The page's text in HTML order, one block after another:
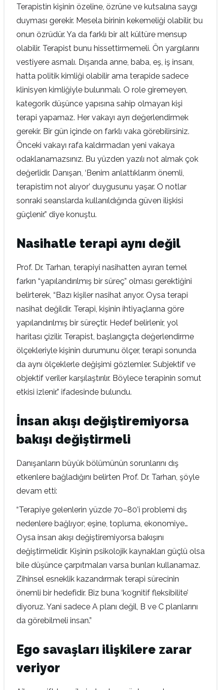
Terapistin kişinin özeline, özrüne ve kutsalına saygı
duyması gerekir. Mesela birinin kekemeliği olabilir, bu
onun özrüdür. Ya da farklı bir alt kültüre mensup
olabilir. Terapist bunu hissettirmemeli. Ön yargılarını
vestiyere asmalı. Dışarıda anne, baba, eş, iş insanı,
hatta politik kimliği olabilir ama terapide sadece
klinisyen kimliğiyle bulunmalı. O role giremeyen,
kategorik düşünce yapısına sahip olmayan kişi
terapi yapamaz. Her vakayı ayrı değerlendirmek
gerekir. Bir gün içinde on farklı vaka görebilirsiniz.
Önceki vakayı rafa kaldırmadan yeni vakaya
odaklanamazsınız. Bu yüzden yazılı not almak çok
değerlidir. Danışan, ‘Benim anlattıklarım önemli,
terapistim not alıyor’ duygusunu yaşar. O notlar
sonraki seanslarda kullanıldığında güven ilişkisi
güçlenir.” diye konuştu.
Nasihatle terapi aynı değil
Prof. Dr. Tarhan, terapiyi nasihatten ayıran temel
farkın “yapılandırılmış bir süreç” olması gerektiğini
belirterek, “Bazı kişiler nasihat arıyor. Oysa terapi
nasihat değildir. Terapi, kişinin ihtiyaçlarına göre
yapılandırılmış bir süreçtir. Hedef belirlenir, yol
haritası çizilir. Terapist, başlangıçta değerlendirme
ölçekleriyle kişinin durumunu ölçer, terapi sonunda
da aynı ölçeklerle değişimi gözlemler. Subjektif ve
objektif veriler karşılaştırılır. Böylece terapinin somut
etkisi izlenir.” ifadesinde bulundu.
İnsan akışı değiştiremiyorsa
bakışı değiştirmeli
Danışanların büyük bölümünün sorunlarını dış
etkenlere bağladığını belirten Prof. Dr. Tarhan, şöyle
devam etti:
“Terapiye gelenlerin yüzde 70–80’i problemi dış
nedenlere bağlıyor; eşine, topluma, ekonomiye…
Oysa insan akışı değiştiremiyorsa bakışını
değiştirmelidir. Kişinin psikolojik kaynakları güçlü olsa
bile düşünce çarpıtmaları varsa bunları kullanamaz.
Zihinsel esneklik kazandırmak terapi sürecinin
önemli bir hedefidir. Biz buna ‘kognitif fleksibilite’
diyoruz. Yani sadece A planı değil, B ve C planlarını
da görebilmeli insan.”
Ego savaşları ilişkilere zarar
veriyor